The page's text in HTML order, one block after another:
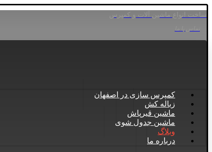
ساخت انواع ماشین آلات و کمپرس
کمپرس سازی در اصفهان
زباله کش
ماشین قیرپاش
ماشین جدول شوی
وبلاگ
درباره ما